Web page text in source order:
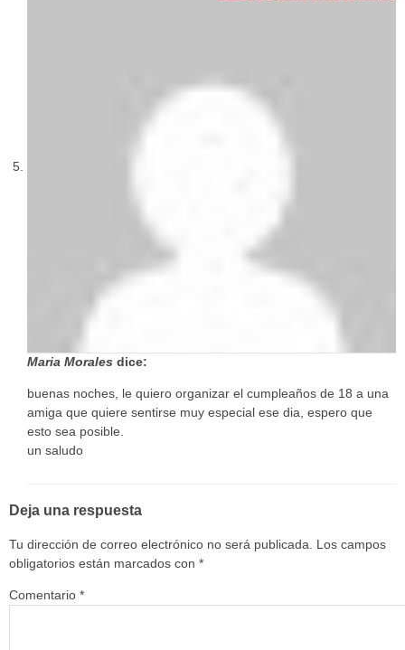
Maria Morales dice:
buenas noches, le quiero organizar el cumpleaños de 18 a una
amiga que quiere sentirse muy especial ese dia, espero que
esto sea posible.
un saludo
Deja una respuesta
Tu dirección de correo electrónico no será publicada. Los campos
obligatorios están marcados con *
Comentario *